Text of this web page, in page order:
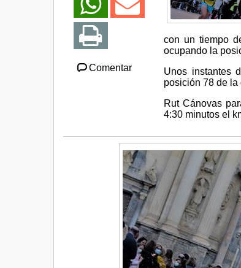
Comentar
con un tiempo
ocupando la
Unos instantes
posición 78 de la
Rut Cánovas
4:30 minutos el